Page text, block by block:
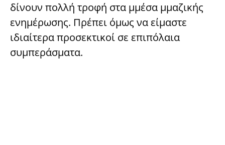
δίνουν πολλή τροφή στα µμέσα µμαζικής
ενημέρωσης. Πρέπει όμως να είμαστε
ιδιαίτερα προσεκτικοί σε επιπόλαια
συμπεράσματα.